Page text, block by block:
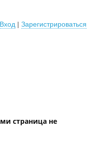
Вход | Зарегистрироваться
страница не